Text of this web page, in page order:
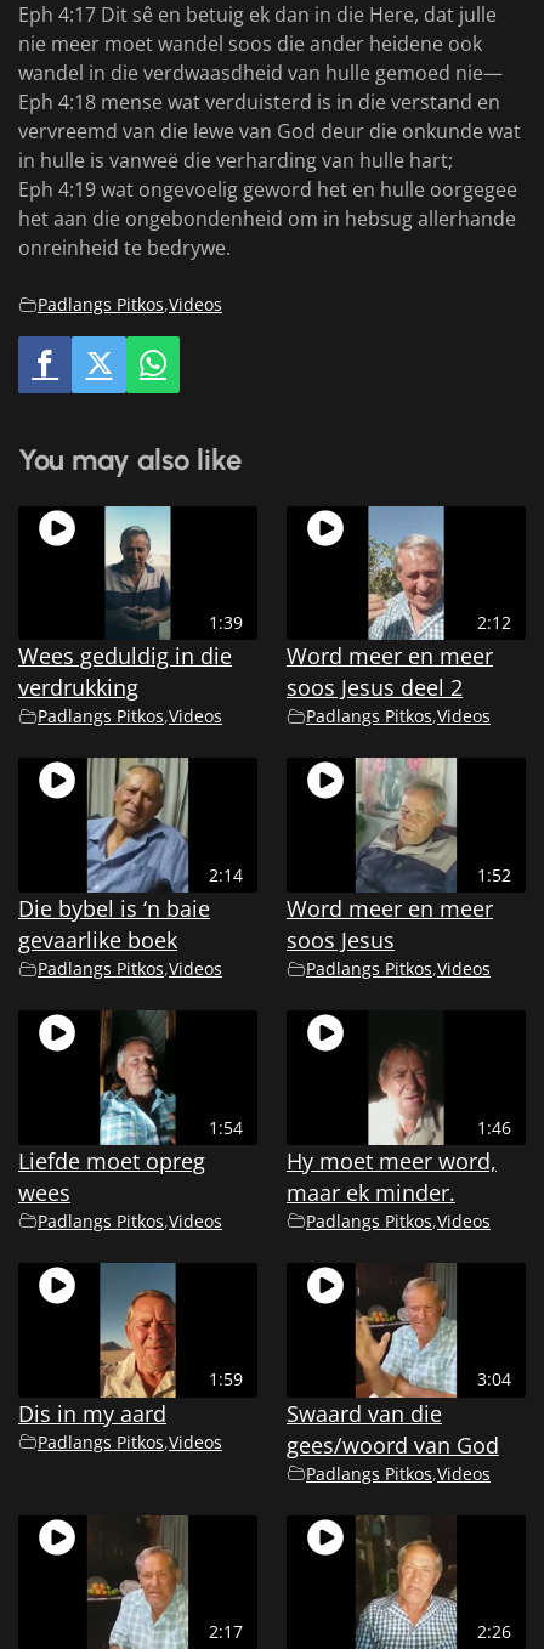
Eph 4:17 Dit sê en betuig ek dan in die Here, dat julle
nie meer moet wandel soos die ander heidene ook
wandel in die verdwaasdheid van hulle gemoed nie—
Eph 4:18 mense wat verduisterd is in die verstand en
vervreemd van die lewe van God deur die onkunde wat
in hulle is vanweë die verharding van hulle hart;
Eph 4:19 wat ongevoelig geword het en hulle oorgegee
het aan die ongebondenheid om in hebsug allerhande
onreinheid te bedrywe.
Padlangs Pitkos,Videos
You may also like
1:39
Wees geduldig in die
verdrukking
Padlangs Pitkos,Videos
2:12
Word meer en meer
soos Jesus deel 2
Padlangs Pitkos,Videos
2:14
Die bybel is ‘n baie
gevaarlike boek
Padlangs Pitkos,Videos
1:52
Word meer en meer
soos Jesus
Padlangs Pitkos,Videos
1:54
Liefde moet opreg
wees
Padlangs Pitkos,Videos
1:46
Hy moet meer word,
maar ek minder.
Padlangs Pitkos,Videos
1:59
Dis in my aard
Padlangs Pitkos,Videos
3:04
Swaard van die
gees/woord van God
Padlangs Pitkos,Videos
2:17 2:26